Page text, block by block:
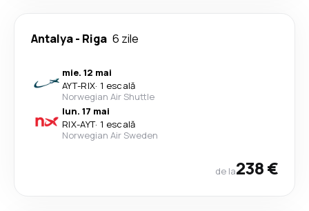
Antalya- Riga 6 zile
mie. 12 mai
AYT-RIX· 1 escală
Norwegian Air Shuttle
lun. 17 mai
RIX-AYT· 1 escală
Norwegian Air Sweden
de la238 €